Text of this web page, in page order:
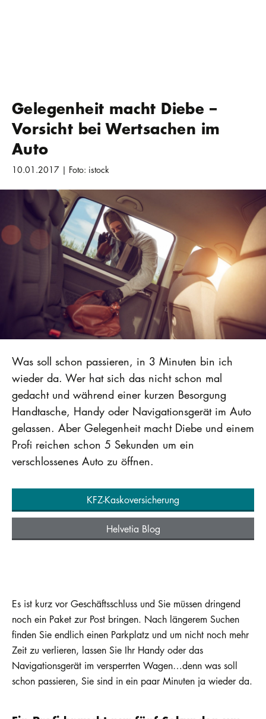
Gelegenheit macht Diebe –
Vorsicht bei Wertsachen im
Auto
10.01.2017 | Foto: istock
Was soll schon passieren, in 3 Minuten bin ich
wieder da. Wer hat sich das nicht schon mal
gedacht und während einer kurzen Besorgung
Handtasche, Handy oder Navigationsgerät im Auto
gelassen. Aber Gelegenheit macht Diebe und einem
Profi reichen schon 5 Sekunden um ein
verschlossenes Auto zu öffnen.
KFZ-Kaskoversicherung
Helvetia Blog
Es ist kurz vor Geschäftsschluss und Sie müssen dringend
noch ein Paket zur Post bringen. Nach längerem Suchen
finden Sie endlich einen Parkplatz und um nicht noch mehr
Zeit zu verlieren, lassen Sie Ihr Handy oder das
Navigationsgerät im versperrten Wagen…denn was soll
schon passieren, Sie sind in ein paar Minuten ja wieder da.